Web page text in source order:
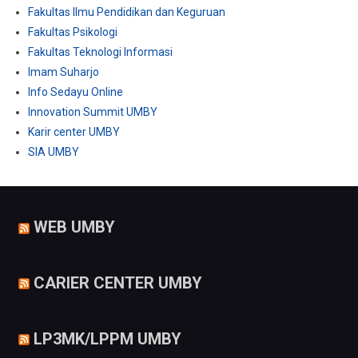
Fakultas Ilmu Pendidikan dan Keguruan
Fakultas Psikologi
Fakultas Teknologi Informasi
Imam Suharjo
Info Sedayu Online
Innovation Summit UMBY
Karir center UMBY
SIA UMBY
WEB UMBY
CARIER CENTER UMBY
LP3MK/LPPM UMBY